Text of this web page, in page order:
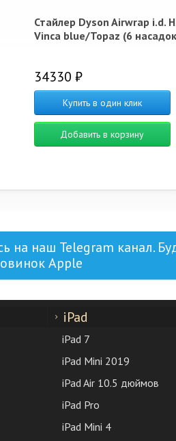
Стайлер Dyson Airwrap i.d.
Vinca blue/Topaz (6
34330 ₽
Купить в один клик
Добавить в корзину
на наш Telegram канал.
Apple
iPad
iPad 7
iPad Mini 2019
iPad Air 10.5 дюймов
iPad Pro
iPad Mini 4